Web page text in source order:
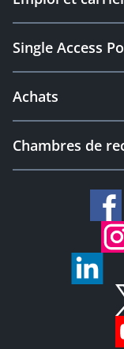
Single Access
Achats
Chambres de